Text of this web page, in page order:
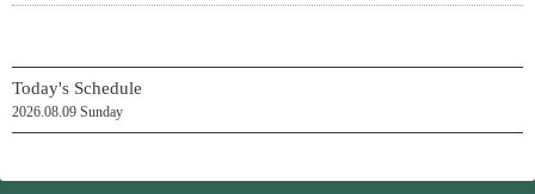
Today's Schedule
2026.08.09 Sunday